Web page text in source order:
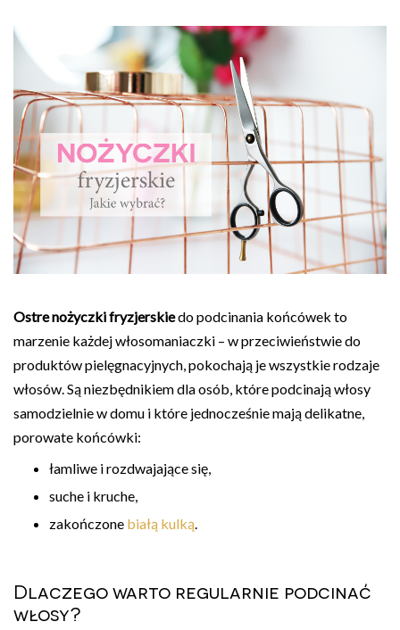
Ostre nożyczki fryzjerskiedo podcinania końcówek to
marzenie każdej włosomaniaczki – w przeciwieństwie do
produktów pielęgnacyjnych, pokochają je wszystkie rodzaje
włosów. Są niezbędnikiem dla osób, które podcinają włosy
samodzielnie w domu i które jednocześnie mają delikatne,
porowate końcówki:
łamliwe i rozdwajające się,
suche i kruche,
zakończone białą kulką.
Dlaczego warto regularnie podcinać
włosy?